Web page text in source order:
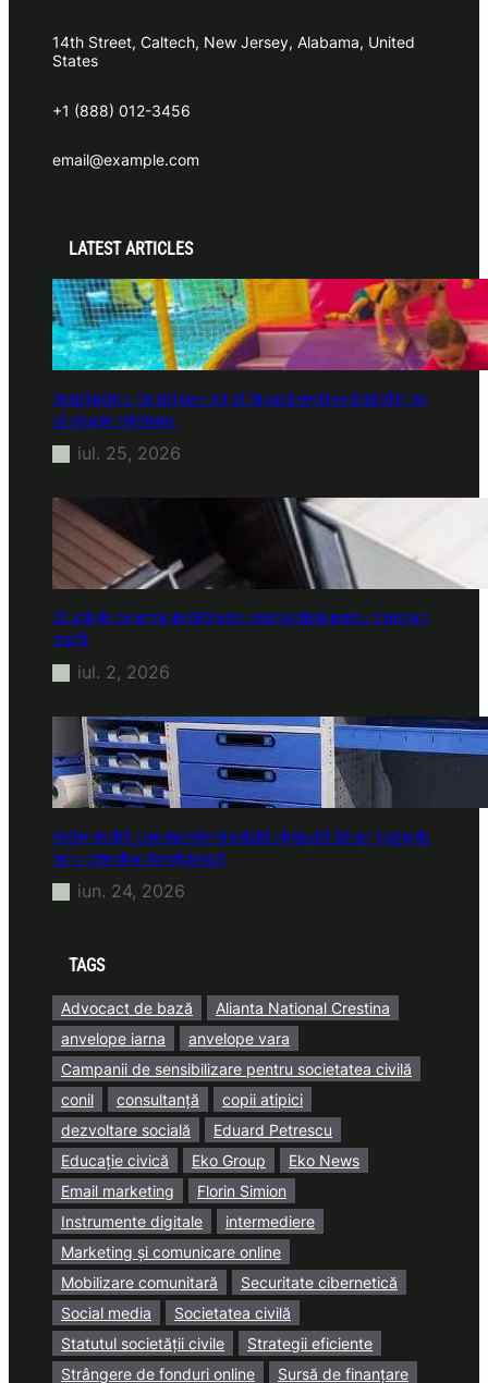
14th Street, Caltech, New Jersey, Alabama, United
States
+1 (888) 012-3456
email@example.com
LATEST ARTICLES
Soluții pentru părinții care vor să își vadă copiii explorând în loc
să stea pe telefoane
iul. 25, 2026
Ce soluție de urmărire GPS este recomandată pentru transport
marfă
iul. 2, 2026
Atelier mobil: cum transformi o dubă obișnuită într-un spațiu de
lucru care chiar funcționează
iun. 24, 2026
TAGS
Advocact de bază
Alianta National Crestina
anvelope iarna
anvelope vara
Campanii de sensibilizare pentru societatea civilă
conil
consultanță
copii atipici
dezvoltare socială
Eduard Petrescu
Educație civică
Eko Group
Eko News
Email marketing
Florin Simion
Instrumente digitale
intermediere
Marketing și comunicare online
Mobilizare comunitară
Securitate cibernetică
Social media
Societatea civilă
Statutul societății civile
Strategii eficiente
Strângere de fonduri online
Sursă de finanțare